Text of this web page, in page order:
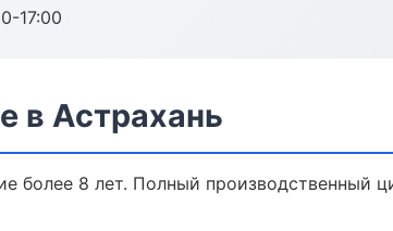
17:00
в Астрахань
более 8 лет. Полный производственный